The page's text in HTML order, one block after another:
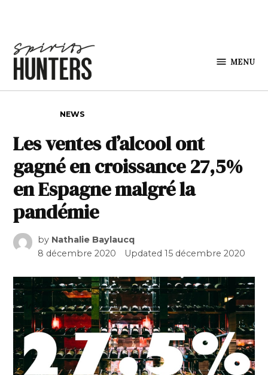
MENU
NEWS
Les ventes d’alcool ont
gagné en croissance 27,5%
en Espagne malgré la
pandémie
by Nathalie Baylaucq
8 décembre 2020
Updated15 décembre 2020